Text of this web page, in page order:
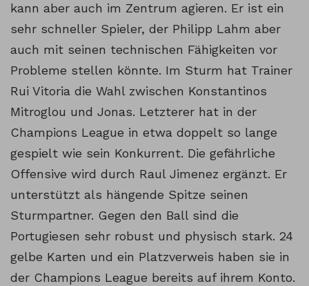
kann aber auch im Zentrum agieren. Er ist ein
sehr schneller Spieler, der Philipp Lahm aber
auch mit seinen technischen Fähigkeiten vor
Probleme stellen könnte. Im Sturm hat Trainer
Rui Vitoria die Wahl zwischen Konstantinos
Mitroglou und Jonas. Letzterer hat in der
Champions League in etwa doppelt so lange
gespielt wie sein Konkurrent. Die gefährliche
Offensive wird durch Raul Jimenez ergänzt. Er
unterstützt als hängende Spitze seinen
Sturmpartner. Gegen den Ball sind die
Portugiesen sehr robust und physisch stark. 24
gelbe Karten und ein Platzverweis haben sie in
der Champions League bereits auf ihrem Konto.